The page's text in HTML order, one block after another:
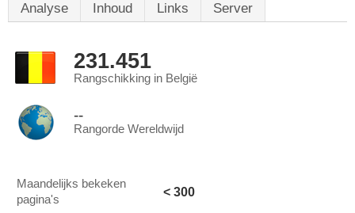
Analyse Inhoud Links Server
231.451
Rangschikking in België
--
Rangorde Wereldwijd
Maandelijks bekeken
pagina's
< 300